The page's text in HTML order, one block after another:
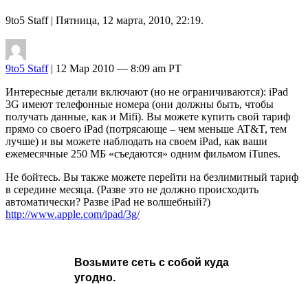
9to5 Staff| Пятница, 12 марта, 2010, 22:19.
9to5 Staff| 12 Мар 2010 — 8:09 am PT
Интересные детали включают (но не ограничиваются): iPad
3G имеют телефонные номера (они должны быть, чтобы
получать данные, как и Mifi). Вы можете купить свой тариф
прямо со своего iPad (потрясающе – чем меньше AT&T, тем
лучше) и вы можете наблюдать на своем iPad, как ваши
ежемесячные 250 МБ «съедаются» одним фильмом iTunes.
Не бойтесь. Вы также можете перейти на безлимитный тариф
в середине месяца. (Разве это не должно происходить
автоматически? Разве iPad не волшебный?)
http://www.apple.com/ipad/3g/
Возьмите сеть с собой куда
угодно.